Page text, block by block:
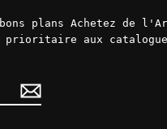
plans Achetez de
prioritaire aux